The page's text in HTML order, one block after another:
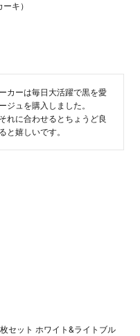
キ）
カーは毎日大活躍で黒を愛
ジュを購入しました。
れに合わせるとちょうど良
セット ホワイト&ライトブル